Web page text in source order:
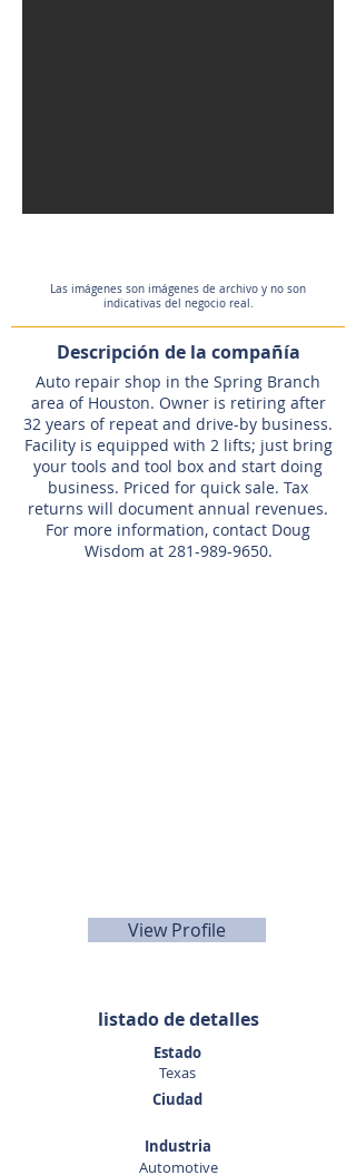
Las imágenes son imágenes de archivo y no son
indicativas del negocio real.
Descripción de la compañía
Auto repair shop in the Spring Branch
area of Houston. Owner is retiring after
32 years of repeat and drive-by business.
Facility is equipped with 2 lifts; just bring
your tools and tool box and start doing
business. Priced for quick sale. Tax
returns will document annual revenues.
For more information, contact Doug
Wisdom at 281-989-9650.
View Profile
listado de detalles
Estado
Texas
Ciudad
Industria
Automotive